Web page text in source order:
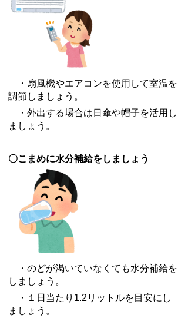
・扇風機やエアコンを使用して室温を
調節しましょう。
・外出する場合は日傘や帽子を活用し
ましょう。
〇こまめに水分補給をしましょう
・のどが渇いていなくても水分補給を
しましょう。
・１日当たり1.2リットルを目安にし
ましょう。